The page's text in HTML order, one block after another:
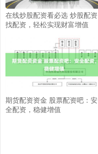
在线炒股配资看必选 炒股配资
找配资，轻松实现财富增值
期货配资资金 股票配资吧：安
全配资，稳健增值